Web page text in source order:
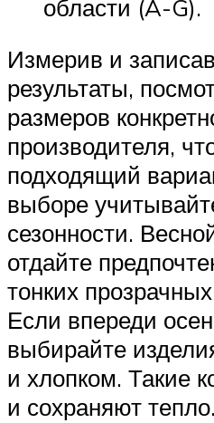
области (A-G).
Измерив и
результаты,
размеров
производителя,
подходящий
выборе
сезонности.
отдайте
тонких
Если впереди
выбирайте
и хлопком. Такие
и сохраняют тепло.